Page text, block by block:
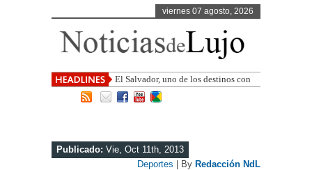
viernes 07 agosto, 2026
El Salvador, uno de los destinos con
mayor proyección de Centroamérica
Publicado: Vie, Oct 11th, 2013
Deportes | By Redacción NdL